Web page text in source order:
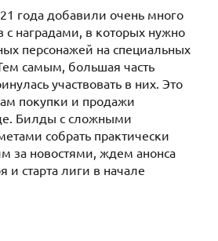
года добавили очень много
с наградами, в которых нужно
персонажей на специальных
самым, большая часть
участвовать в них. Это
покупки и продажи
Билды с сложными
собрать практически
за новостями, ждем анонса
и старта лиги в начале